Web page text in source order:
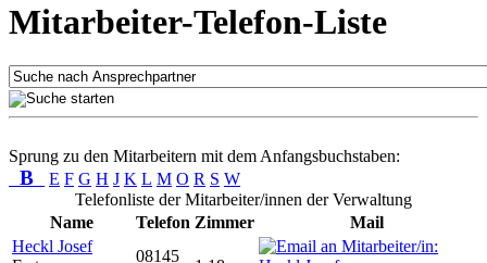
Mitarbeiter-Telefon-Liste
Sprung zu den Mitarbeitern mit dem Anfangsbuchstaben:
B E F G H J K L M O R S W
Telefonliste der Mitarbeiter/innen der Verwaltung
Name
Telefon Zimmer
Mail
Heckl Josef
08145